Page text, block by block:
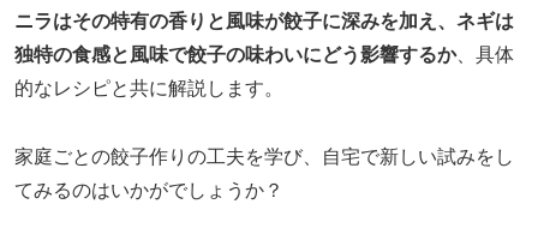
ニラはその特有の香りと風味が餃子に深みを加え、ネギは
独特の食感と風味で餃子の味わいにどう影響するか、具体
的なレシピと共に解説します。
家庭ごとの餃子作りの工夫を学び、自宅で新しい試みをし
てみるのはいかがでしょうか？